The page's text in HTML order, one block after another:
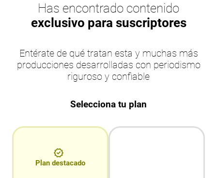
Has encontrado contenido
exclusivo para suscriptores
Entérate de qué tratan esta y muchas más
producciones desarrolladas con periodismo
riguroso y confiable
Selecciona tu plan
Plan destacado